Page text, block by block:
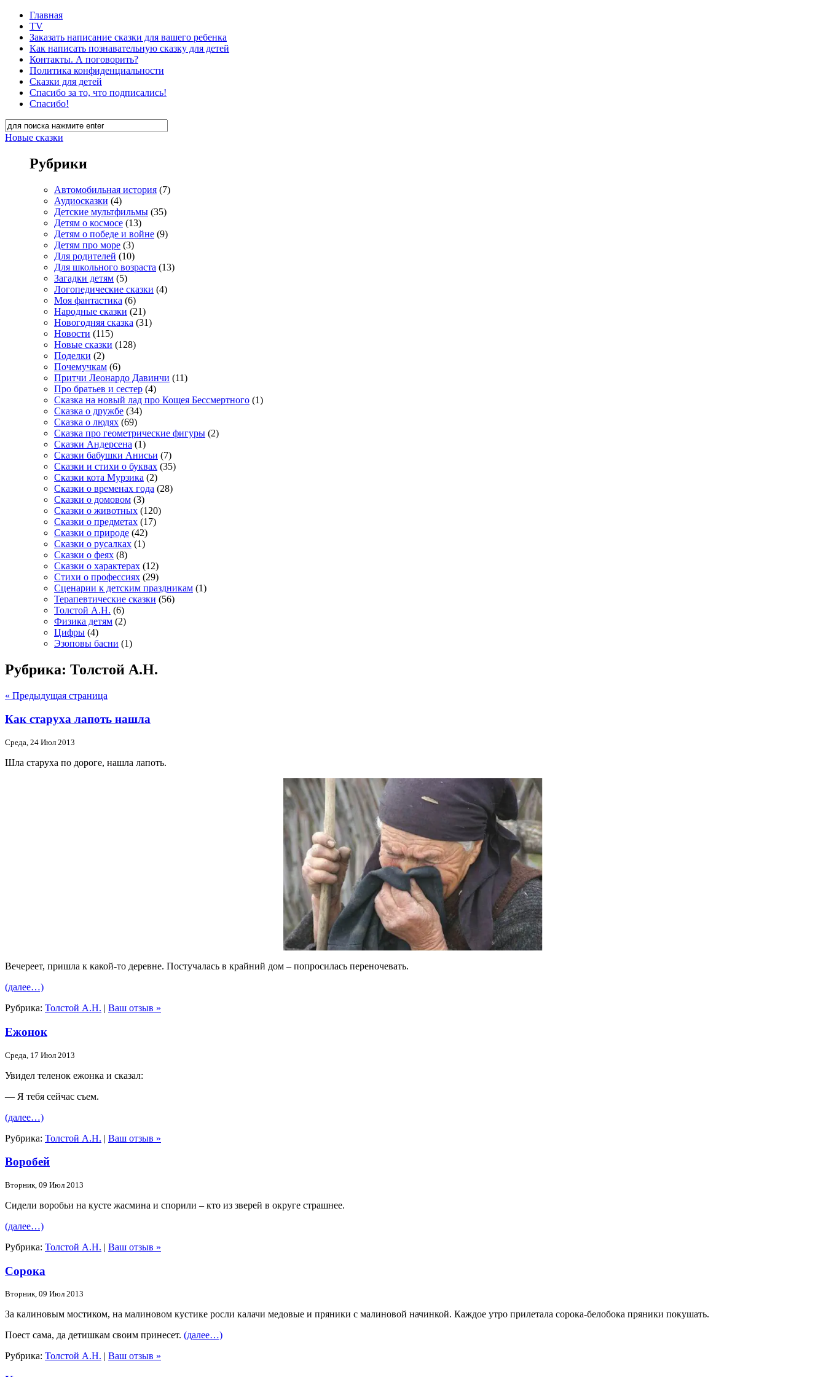
Главная
TV
Заказать написание сказки для вашего ребенка
Как написать познавательную сказку для детей
Контакты. А поговорить?
Политика конфиденциальности
Сказки для детей
Спасибо за то, что подписались!
Спасибо!
Новые сказки
Рубрики
Автомобильная история (7)
Аудиосказки (4)
Детские мультфильмы (35)
Детям о космосе (13)
Детям о победе и войне (9)
Детям про море (3)
Для родителей (10)
Для школьного возраста (13)
Загадки детям (5)
Логопедические сказки (4)
Моя фантастика (6)
Народные сказки (21)
Новогодняя сказка (31)
Новости (115)
Новые сказки (128)
Поделки (2)
Почемучкам (6)
Притчи Леонардо Давинчи (11)
Про братьев и сестер (4)
Сказка на новый лад про Кощея Бессмертного (1)
Сказка о дружбе (34)
Сказка о людях (69)
Сказка про геометрические фигуры (2)
Сказки Андерсена (1)
Сказки бабушки Анисьи (7)
Сказки и стихи о буквах (35)
Сказки кота Мурзика (2)
Сказки о временах года (28)
Сказки о домовом (3)
Сказки о животных (120)
Сказки о предметах (17)
Сказки о природе (42)
Сказки о русалках (1)
Сказки о феях (8)
Сказки о характерах (12)
Стихи о профессиях (29)
Сценарии к детским праздникам (1)
Терапевтические сказки (56)
Толстой А.Н. (6)
Физика детям (2)
Цифры (4)
Эзоповы басни (1)
Рубрика: Толстой А.Н.
« Предыдущая страница
Как старуха лапоть нашла
Среда, 24 Июл 2013
Шла старуха по дороге, нашла лапоть.
Вечереет, пришла к какой-то деревне. Постучалась в крайний дом – попросилась переночевать.
(далее…)
Рубрика: Толстой А.Н. | Ваш отзыв »
Ежонок
Среда, 17 Июл 2013
Увидел теленок ежонка и сказал:
— Я тебя сейчас съем.
(далее…)
Рубрика: Толстой А.Н. | Ваш отзыв »
Воробей
Вторник, 09 Июл 2013
Сидели воробьи на кусте жасмина и спорили – кто из зверей в округе страшнее.
(далее…)
Рубрика: Толстой А.Н. | Ваш отзыв »
Сорока
Вторник, 09 Июл 2013
За калиновым мостиком, на малиновом кустике росли калачи медовые и пряники с малиновой начинкой. Каждое утро прилетала сорока-белобока пряники покушать.
Поест сама, да детишкам своим принесет. (далее…)
Рубрика: Толстой А.Н. | Ваш отзыв »